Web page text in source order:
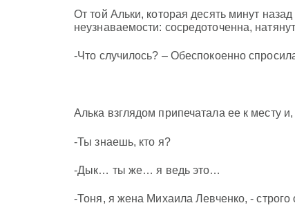
От той Альки, которая десять минут
неузнаваемости: сосредоточенна,
-Что случилось? – Обеспокоенно
Алька взглядом припечатала ее к месту
-Ты знаешь, кто я?
-Дык… ты же… я ведь это…
-Тоня, я жена Михаила Левченко, - строго